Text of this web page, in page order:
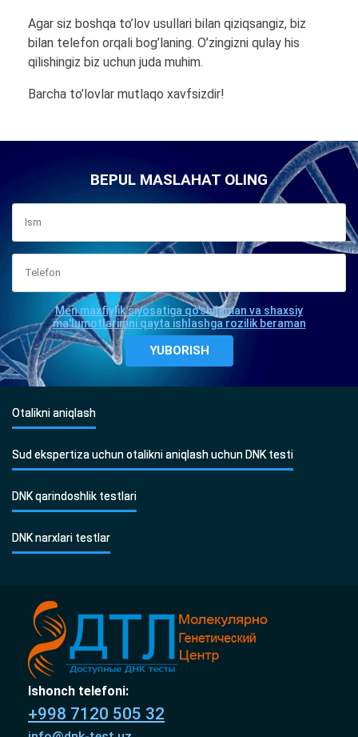
Agar siz boshqa to’lov usullari bilan qiziqsangiz, biz
bilan telefon orqali bog’laning. O’zingizni qulay his
qilishingiz biz uchun juda muhim.
Barcha to’lovlar mutlaqo xavfsizdir!
BEPUL MASLAHAT OLING
Men maxfiylik siyosatiga qo'shilaman va shaxsiy
ma'lumotlarimni qayta ishlashga rozilik beraman
Otalikni aniqlash
Sud ekspertiza uchun otalikni aniqlash uchun DNK testi
DNK qarindoshlik testlari
DNK narxlari testlar
Ishonch telefoni:
+998 7120 505 32